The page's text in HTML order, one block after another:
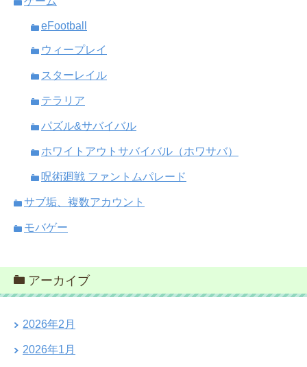
eFootball
ウィープレイ
スターレイル
テラリア
パズル&サバイバル
ホワイトアウトサバイバル（ホワサバ）
呪術廻戦 ファントムパレード
サブ垢、複数アカウント
モバゲー
アーカイブ
2026年2月
2026年1月